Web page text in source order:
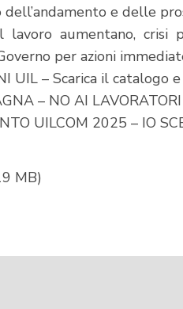
dell’andamento e delle
lavoro aumentano, crisi
per azioni
UIL – Scarica il catalogo
– NO AI
UILCOM 2025 – IO
MB)